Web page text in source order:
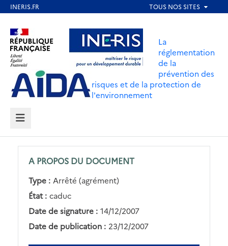
contenu
principal
Aller au contenu Aller au menu
Aller au pied de page
La
réglementation
de la
prévention des
risques et de la protection de
l'environnement
MENU
A PROPOS DU DOCUMENT
Type : Arrêté (agrément)
État : caduc
Date de signature : 14/12/2007
Date de publication : 23/12/2007